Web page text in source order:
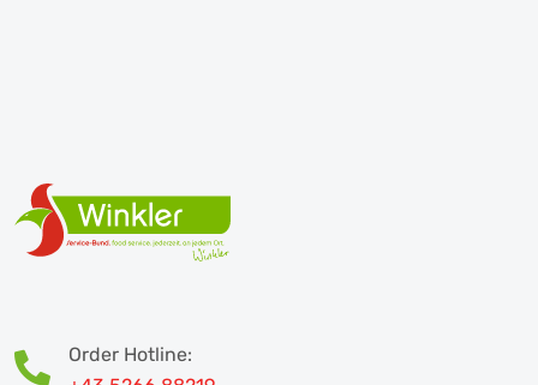
Order Hotline: